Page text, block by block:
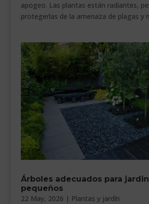
apogeo. Las plantas están radiantes,
protegerlas de la amenaza de plagas y
Árboles adecuados para
pequeños
22 May, 2026 | Plantas y jardín